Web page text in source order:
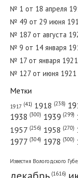
№ 295 от декабря
№ 68 от апреля
№ 1 от 18 апреля
№ 49 от 29 июня
№ 187 от августа
№ 9 от 14 января
№ 17 от января
№ 127 от июня 1921
Метки
1917 (41) 1918 (238)
1938 (300) 1939 (299)
1957 (256) 1958 (270)
1977 (304) 1978 (300)
Известия Вологодского
(1616)